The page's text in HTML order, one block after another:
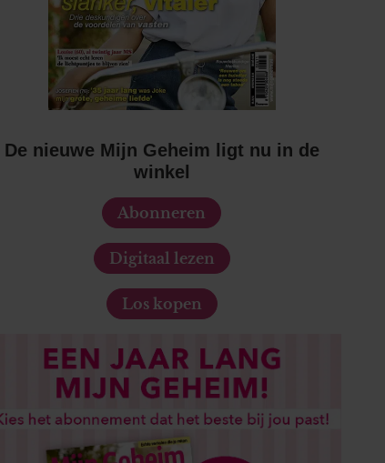
De nieuwe Mijn Geheim ligt nu in de
winkel
Abonneren
Digitaal lezen
Los kopen